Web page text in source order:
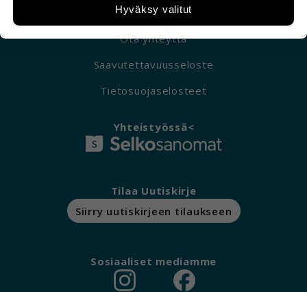
Ota yhteyttä
Saavutettavuusseloste
Tietosuojaselosteet
Yhteistyössä<
Tilaa Uutiskirje
Siirry uutiskirjeen tilaukseen
Sosiaaliset mediamme
esimerkiksi kävijämääristä ja siitä, mitä sivuja
kuitenkaan kerää henkilötietoja kuten nimiä,
Hyväksy valitut